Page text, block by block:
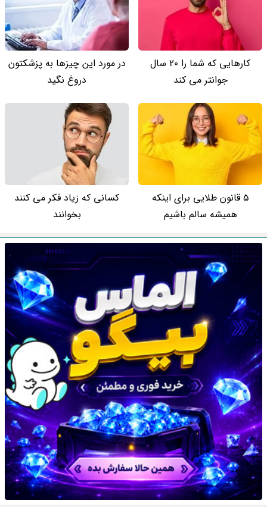
کارهایی که شما را 20 سال
جوانتر می کند
در مورد این چیزها به پزشکتون
دروغ نگید
5 قانون طلایی برای اینکه
همیشه سالم باشیم
کسانی که زیاد فکر می کنند
بخوانند